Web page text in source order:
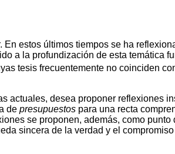
estos últimos tiempos se ha
a la profundización de esta temática
tesis frecuentemente no coinciden
actuales, desea proponer reflexiones
de presupuestos para una recta
se proponen, además, como
sincera de la verdad y el